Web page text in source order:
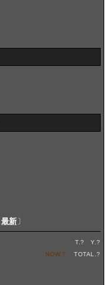
最新 〕
T.? Y.?
NOW.? TOTAL.?